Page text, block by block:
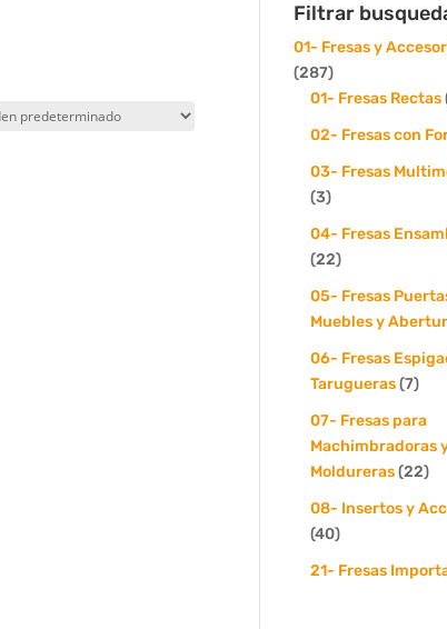
Filtrar
01- Fresas y
(287)
01- Fresas Rectas
02- Fresas con
03- Fresas
(3)
04- Fresas
(22)
05- Fresas
Muebles y
06- Fresas
Tarugueras(7)
07- Fresas para
Machimbradoras
Moldureras(22)
08- Insertos y
(40)
21- Fresas